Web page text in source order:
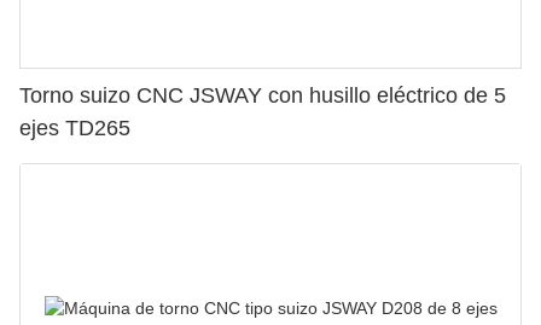
Torno suizo CNC JSWAY con husillo eléctrico de 5
ejes TD265